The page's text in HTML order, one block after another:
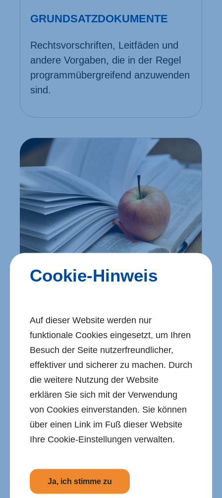
Cookie-Hinweis
Auf dieser Website werden nur
funktionale Cookies eingesetzt, um Ihren
Besuch der Seite nutzerfreundlicher,
effektiver und sicherer zu machen. Durch
die weitere Nutzung der Website
erklären Sie sich mit der Verwendung
von Cookies einverstanden. Sie können
über einen Link im Fuß dieser Website
Ihre Cookie-Einstellungen verwalten.
Ja, ich stimme zu
GRUNDSATZ­DOKUMENTE
Rechts­vor­schriften, Leit­fäden und
andere Vor­gaben, die in der Regel
programm­übergreifend anzuwenden
sind.
FÖRDER­PORTAL LFI M-V
Nutzungs­bedingungen, Daten­
schutz­hinweise und FAQs für unser
Förder­portal.